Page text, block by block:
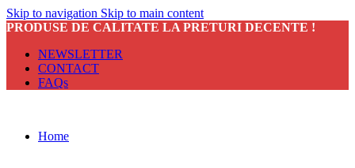
Skip to navigation Skip to main content
PRODUSE DE CALITATE LA PRETURI DECENTE !
NEWSLETTER
CONTACT
FAQs
Home